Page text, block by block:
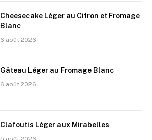
Cheesecake Léger au Citron et Fromage
Blanc
6 août 2026
Gâteau Léger au Fromage Blanc
6 août 2026
Clafoutis Léger aux Mirabelles